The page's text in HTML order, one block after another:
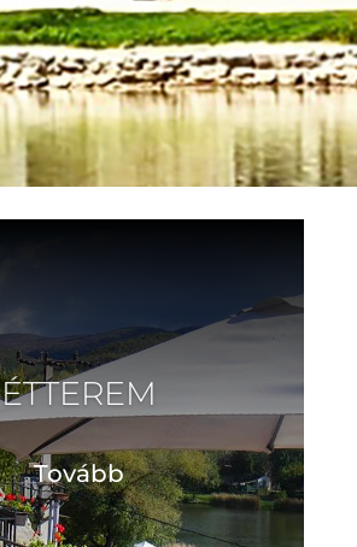
ÉTTEREM
Tovább